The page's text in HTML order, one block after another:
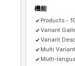
機能
Products -
Variant
Variant
Multi
Multi-